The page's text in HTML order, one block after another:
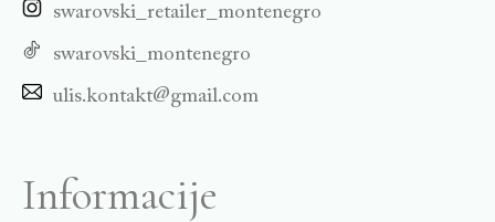
swarovski_retailer_montenegro
swarovski_montenegro
ulis.kontakt@gmail.com
Informacije